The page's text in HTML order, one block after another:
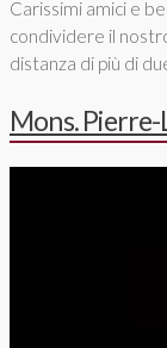
Carissimi amici e
condividere il
distanza di più di
Mons.